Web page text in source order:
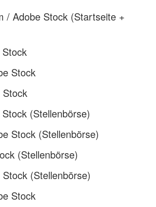
/ Adobe Stock (Startseite +
Stock
(Stellenbörse)
Stock (Stellenbörse)
(Stellenbörse)
(Stellenbörse)
Stock